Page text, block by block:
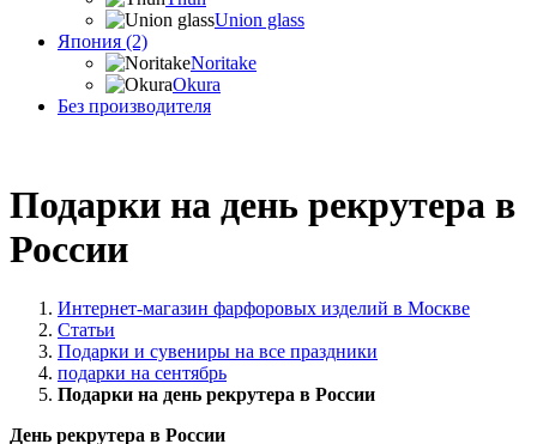
Union glass
Япония (2)
Noritake
Okura
Без производителя
Подарки на день рекрутера в
России
Интернет-магазин фарфоровых изделий в Москве
Статьи
Подарки и сувениры на все праздники
подарки на сентябрь
Подарки на день рекрутера в России
День рекрутера в России